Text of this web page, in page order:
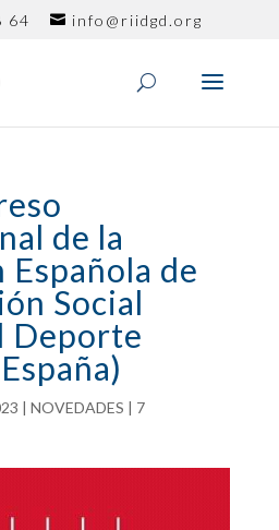
64 info@riidgd.org
de la
Española de
Social
Deporte
| NOVEDADES | 7